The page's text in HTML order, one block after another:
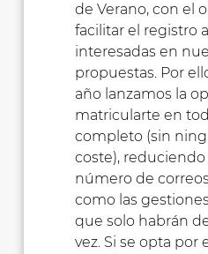
de Verano, con el
facilitar el registro
interesadas en
propuestas. Por
año lanzamos la
matricularte en
completo (sin
coste), reduciendo
número de
como las
que solo habrán
vez. Si se opta por